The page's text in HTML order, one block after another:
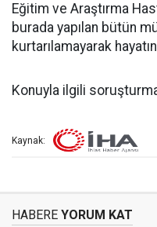
Eğitim ve Araştırma
burada yapılan bütün
kurtarılamayarak
Konuyla ilgili
Kaynak:
HABERE YORUM KAT